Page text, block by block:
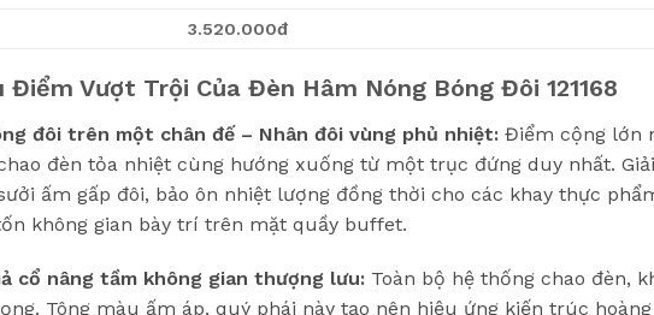
3.520.000đ
Điểm Vượt Trội Của Đèn Hâm Nóng Bóng Đôi 121168
đôi trên một chân đế – Nhân đôi vùng phủ nhiệt:Điểm cộng lớn
đèn tỏa nhiệt cùng hướng xuống từ một trục đứng duy nhất.
ấm gấp đôi, bảo ôn nhiệt lượng đồng thời cho các khay thực
không gian bày trí trên mặt quầy buffet.
cổ nâng tầm không gian thượng lưu:Toàn bộ hệ thống chao đèn,
Tông màu ấm áp, quý phái này tạo nên hiệu ứng kiến trúc